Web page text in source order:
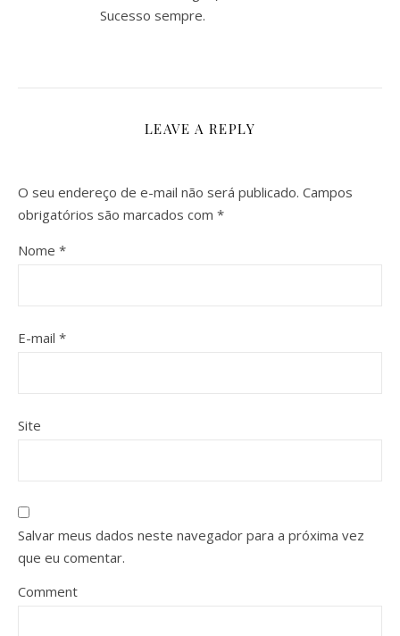
Sucesso sempre.
LEAVE A REPLY
O seu endereço de e-mail não será publicado. Campos
obrigatórios são marcados com *
Nome *
E-mail *
Site
Salvar meus dados neste navegador para a próxima vez
que eu comentar.
Comment